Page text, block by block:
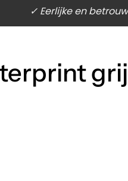
✓ Eerlijke en